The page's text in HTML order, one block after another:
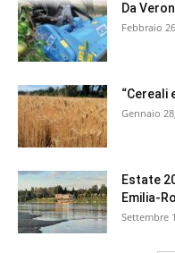
Da
Febbraio
“Cereali
Gennaio
Estate
Emilia-
Settembre